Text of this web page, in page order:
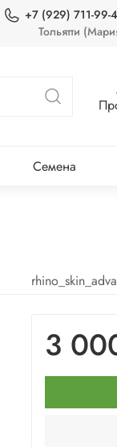
+7 (929) 711-99-
Тольятти
Семена
3